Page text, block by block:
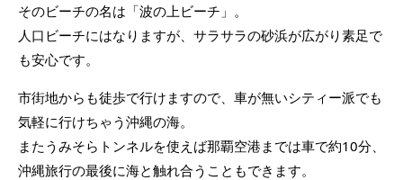
そのビーチの名は「波の上ビーチ」。
人口ビーチにはなりますが、サラサラの砂浜が広がり素足で
も安心です。
市街地からも徒歩で行けますので、車が無いシティー派でも
気軽に行けちゃう沖縄の海。
またうみそらトンネルを使えば那覇空港までは車で約10分、
沖縄旅行の最後に海と触れ合うこともできます。